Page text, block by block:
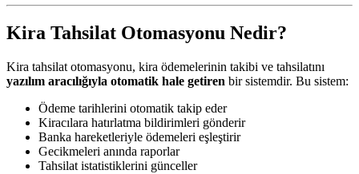
Kira Tahsilat Otomasyonu Nedir?
Kira tahsilat otomasyonu, kira ödemelerinin takibi ve tahsilatını
yazılım aracılığıyla otomatik hale getiren bir sistemdir. Bu sistem:
Ödeme tarihlerini otomatik takip eder
Kiracılara hatırlatma bildirimleri gönderir
Banka hareketleriyle ödemeleri eşleştirir
Gecikmeleri anında raporlar
Tahsilat istatistiklerini günceller